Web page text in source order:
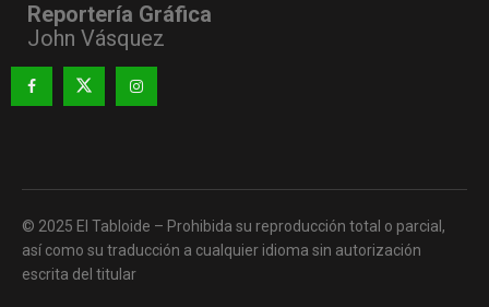
Reportería Gráfica
John Vásquez
© 2025 El Tabloide – Prohibida su reproducción total o parcial,
así como su traducción a cualquier idioma sin autorización
escrita del titular